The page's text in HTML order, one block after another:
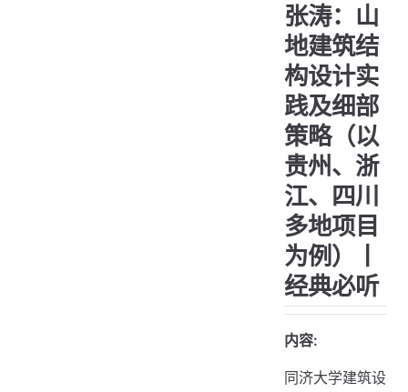
张涛：山
地建筑结
构设计实
践及细部
策略（以
贵州、浙
江、四川
多地项目
为例）丨
经典必听
内容:
同济大学建筑设